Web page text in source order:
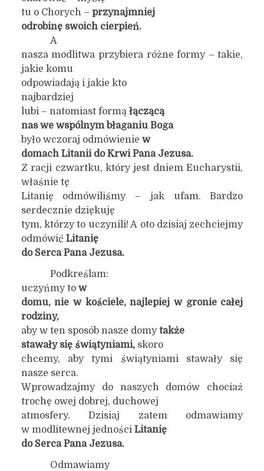
tu o Chorych – przynajmniej
odrobinę swoich cierpień.
A
nasza modlitwa przybiera różne formy – takie,
jakie komu
odpowiadają i jakie kto
najbardziej
lubi – natomiast formą łączącą
nas we wspólnym błaganiu Boga
było wczoraj odmówienie w
domach Litanii do Krwi Pana Jezusa.
Z racji czwartku, który jest dniem Eucharystii,
właśnie tę
Litanię odmówiliśmy – jak ufam. Bardzo
serdecznie dziękuję
tym, którzy to uczynili! A oto dzisiaj zechciejmy
odmówić Litanię
do Serca Pana Jezusa.
Podkreślam:
uczyńmy to w
domu, nie w kościele, najlepiej w gronie całej
rodziny,
aby w ten sposób nasze domytakże
stawały się świątyniami, skoro
chcemy, aby tymi świątyniami stawały się
nasze serca.
Wprowadzajmy do naszych domów chociaż
trochę owej dobrej, duchowej
atmosfery. Dzisiaj zatem odmawiamy
w modlitewnej jedności Litanię
do Serca Pana Jezusa.
Odmawiamy